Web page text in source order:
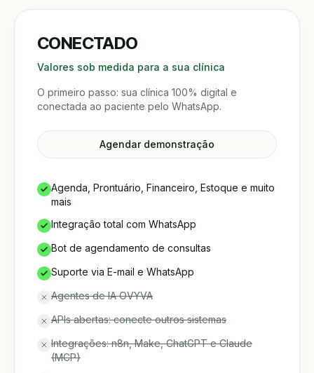
CONECTADO
Valores sob medida para a sua clínica
O primeiro passo: sua clínica 100% digital e
conectada ao paciente pelo WhatsApp.
Agendar demonstração
Agenda, Prontuário, Financeiro, Estoque e muito
mais
Integração total com WhatsApp
Bot de agendamento de consultas
Suporte via E-mail e WhatsApp
Agentes de IA OVYVA
APIs abertas: conecte outros sistemas
Integrações: n8n, Make, ChatGPT e Claude
(MCP)